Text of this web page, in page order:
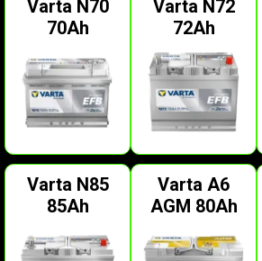
Varta N70
70Ah
Varta N72
72Ah
Varta N85
85Ah
Varta A6
AGM 80Ah